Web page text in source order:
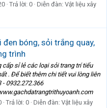
Trả lời: 0 Diễn đàn: Vật liệu xây
đen bóng, sỏi trắng quay,
trình
cấp sỉ lẻ các loại sỏi trang trí tiểu
. Để biết thêm chi tiết vui lòng liên
- 0932.272.366
Trả lời: 0 Diễn đàn: Vật liệu xây